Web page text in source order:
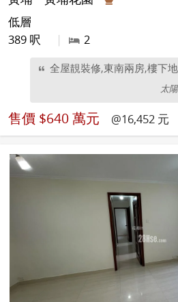
低層
389 呎
| 2
全屋靚裝修,東南兩房,樓下
太
售價 $640 萬元 @16,452 元